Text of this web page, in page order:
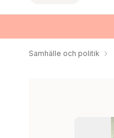
Samhälle och politik